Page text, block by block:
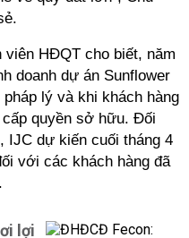
viên HĐQT cho biết, năm
doanh dự án Sunflower
lý và khi khách hàng
quyền sở hữu. Đối
IJC dự kiến cuối tháng 4
với các khách hàng đã
lợi